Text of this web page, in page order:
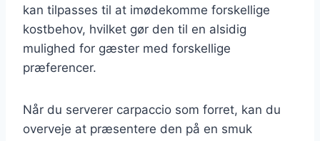
kan tilpasses til at imødekomme forskellige
kostbehov, hvilket gør den til en alsidig
mulighed for gæster med forskellige
præferencer.
Når du serverer carpaccio som forret, kan du
overveje at præsentere den på en smuk